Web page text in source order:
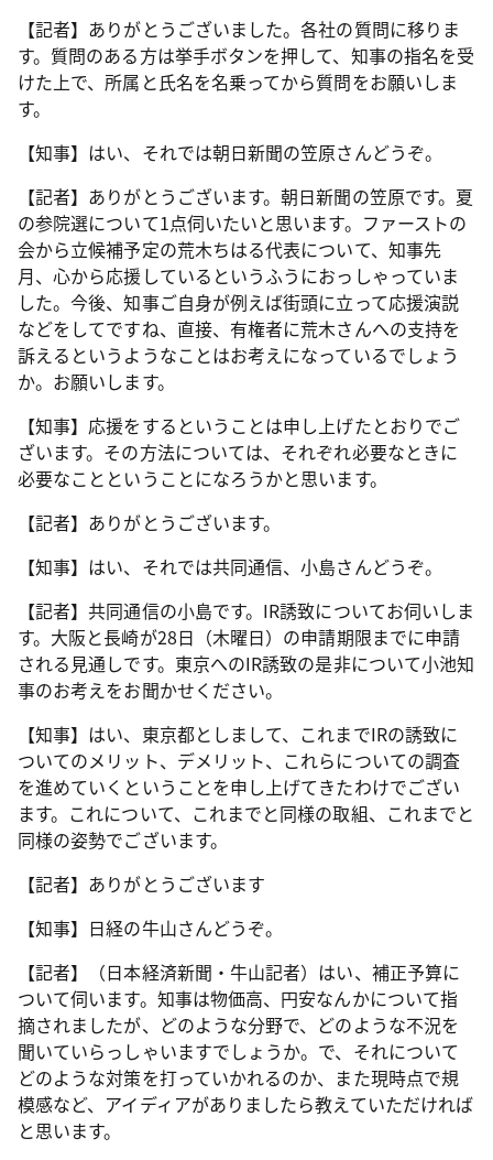
【記者】ありがとうございました。各社の質問に移りま
す。質問のある方は挙手ボタンを押して、知事の指名を受
けた上で、所属と氏名を名乗ってから質問をお願いしま
す。
【知事】はい、それでは朝日新聞の笠原さんどうぞ。
【記者】ありがとうございます。朝日新聞の笠原です。夏
の参院選について1点伺いたいと思います。ファーストの
会から立候補予定の荒木ちはる代表について、知事先
月、心から応援しているというふうにおっしゃっていま
した。今後、知事ご自身が例えば街頭に立って応援演説
などをしてですね、直接、有権者に荒木さんへの支持を
訴えるというようなことはお考えになっているでしょう
か。お願いします。
【知事】応援をするということは申し上げたとおりでご
ざいます。その方法については、それぞれ必要なときに
必要なことということになろうかと思います。
【記者】ありがとうございます。
【知事】はい、それでは共同通信、小島さんどうぞ。
【記者】共同通信の小島です。IR誘致についてお伺いしま
す。大阪と長崎が28日（木曜日）の申請期限までに申請
される見通しです。東京へのIR誘致の是非について小池知
事のお考えをお聞かせください。
【知事】はい、東京都としまして、これまでIRの誘致に
ついてのメリット、デメリット、これらについての調査
を進めていくということを申し上げてきたわけでござい
ます。これについて、これまでと同様の取組、これまでと
同様の姿勢でございます。
【記者】ありがとうございます
【知事】日経の牛山さんどうぞ。
【記者】（日本経済新聞・牛山記者）はい、補正予算に
ついて伺います。知事は物価高、円安なんかについて指
摘されましたが、どのような分野で、どのような不況を
聞いていらっしゃいますでしょうか。で、それについて
どのような対策を打っていかれるのか、また現時点で規
模感など、アイディアがありましたら教えていただければ
と思います。